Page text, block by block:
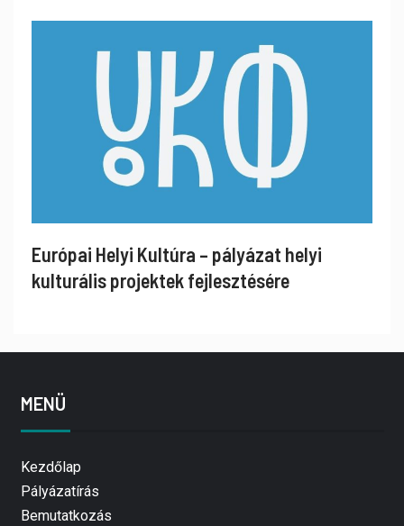
Európai Helyi Kultúra – pályázat helyi
kulturális projektek fejlesztésére
MENÜ
Kezdőlap
Pályázatírás
Bemutatkozás